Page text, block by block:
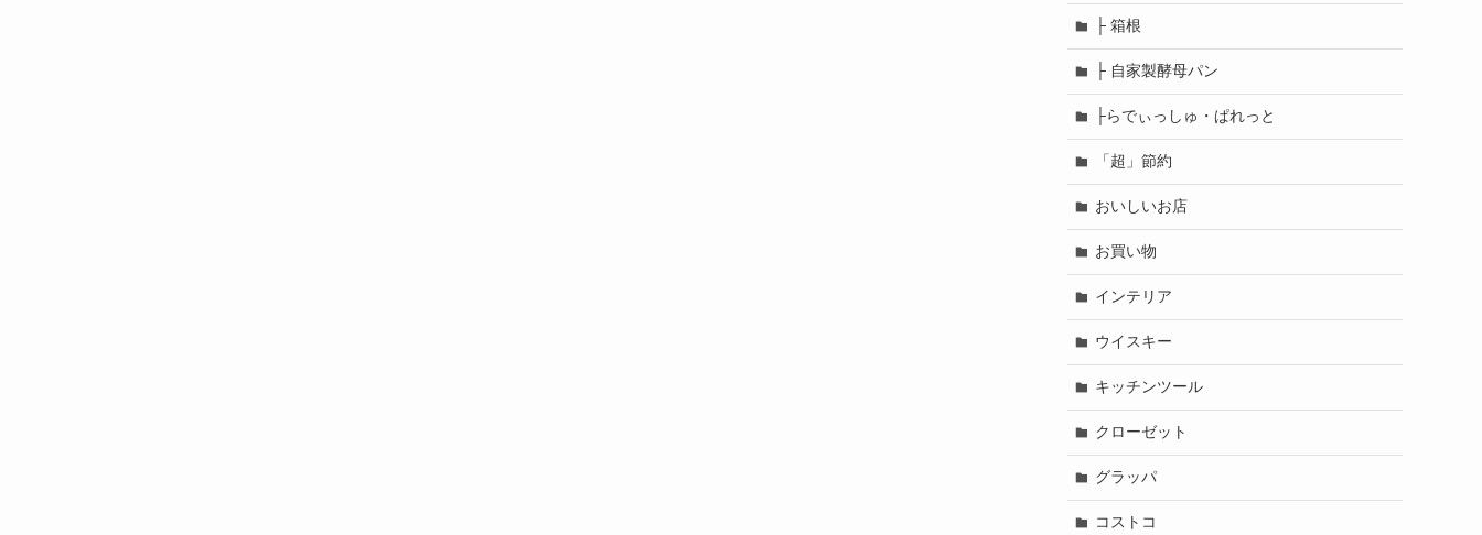
├ 箱根
├ 自家製酵母パン
├らでぃっしゅ・ぱれっと
「超」節約
おいしいお店
お買い物
インテリア
ウイスキー
キッチンツール
クローゼット
グラッパ
コストコ